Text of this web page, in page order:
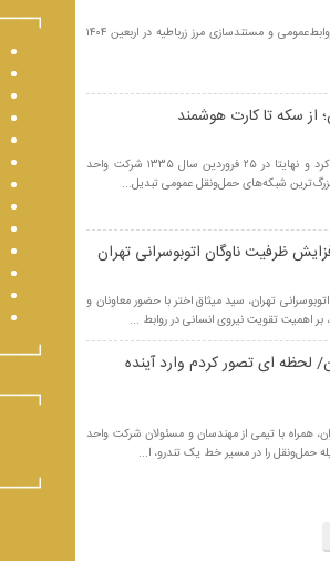
سیدمیثاق اختر با حکم مسئول قرارگاه مرکزی، به‌عنوان مسئول روابط‌عمومی و مستندسازی مرز زرباطیه در اربعین ۱۴۰۴
اتوبوسرانی تهران، از سال ۱۳۰۴ خورشیدی فعالیت خود را آغاز کرد و نهایتا در ۲۵ فروردین سال ۱۳۳۵ شرکت واحد
شبکه‌های حمل‌ونقل عمومی تبدیل...
ظرفیت ناوگان اتوبوسرانی تهران
تهران، سید میثاق اختر با حضور معاونان و
بر اهمیت تقویت نیروی انسانی در روابط ...
لحظه ای تصور کردم وارد آینده
همراه با تیمی از مهندسان و مسئولان شرکت واحد
حمل‌ونقل را در مسیر خط یک تندرو، ا...